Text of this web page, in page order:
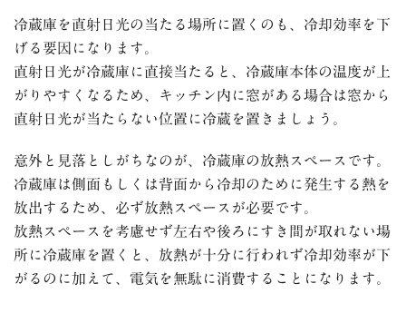
冷蔵庫を直射日光の当たる場所に置くのも、冷却効率を下
げる要因になります。
直射日光が冷蔵庫に直接当たると、冷蔵庫本体の温度が上
がりやすくなるため、キッチン内に窓がある場合は窓から
直射日光が当たらない位置に冷蔵を置きましょう。
意外と見落としがちなのが、冷蔵庫の放熱スペースです。
冷蔵庫は側面もしくは背面から冷却のために発生する熱を
放出するため、必ず放熱スペースが必要です。
放熱スペースを考慮せず左右や後ろにすき間が取れない場
所に冷蔵庫を置くと、放熱が十分に行われず冷却効率が下
がるのに加えて、電気を無駄に消費することになります。